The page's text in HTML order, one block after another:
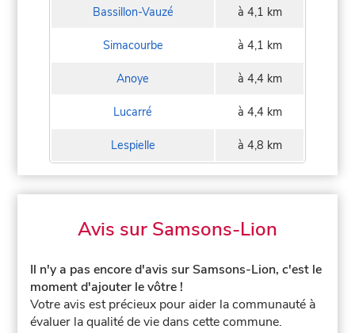
Bassillon-Vauzé à 4,1 km
Simacourbe à 4,1 km
Anoye à 4,4 km
Lucarré à 4,4 km
Lespielle à 4,8 km
Avis sur Samsons-Lion
Il n'y a pas encore d'avis sur Samsons-Lion, c'est le
moment d'ajouter le vôtre !
Votre avis est précieux pour aider la communauté à
évaluer la qualité de vie dans cette commune.